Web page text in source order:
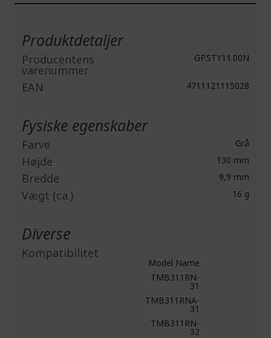
Produktdetaljer
Producentens
varenummer
GP.STY11.00N
EAN 4711121115028
Fysiske egenskaber
Farve Grå
Højde 130 mm
Bredde 9,9 mm
Vægt (ca.) 16 g
Diverse
Kompatibilitet
Model Name
TMB311RN-
31
TMB311RNA-
31
TMB311RN-
32